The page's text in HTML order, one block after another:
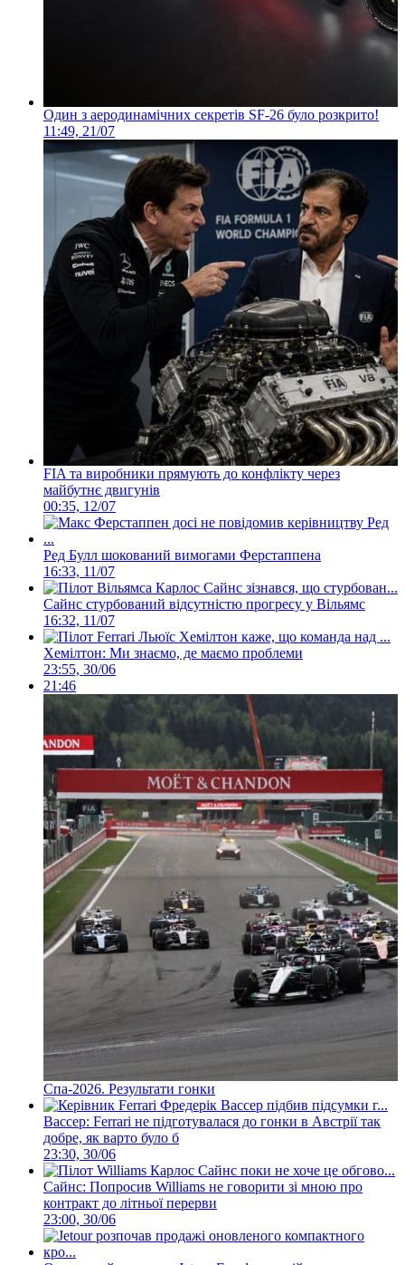
Один з аеродинамічних секретів SF-26 було розкрито!
11:49, 21/07
FIA та виробники прямують до конфлікту через
майбутнє двигунів
00:35, 12/07
Ред Булл шокований вимогами Ферстаппена
16:33, 11/07
Сайнс стурбований відсутністю прогресу у Вільямс
16:32, 11/07
Хемілтон: Ми знаємо, де маємо проблеми
23:55, 30/06
21:46
Спа-2026. Результати гонки
Вассер: Ferrari не підготувалася до гонки в Австрії так
добре, як варто було б
23:30, 30/06
Сайнс: Попросив Williams не говорити зі мною про
контракт до літньої перерви
23:00, 30/06